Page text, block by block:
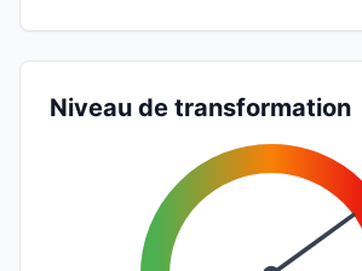
Niveau de transformation